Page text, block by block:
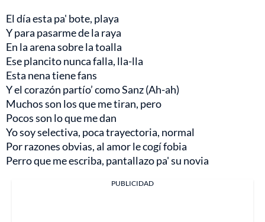
El día esta pa' bote, playa
Y para pasarme de la raya
En la arena sobre la toalla
Ese plancito nunca falla, lla-lla
Esta nena tiene fans
Y el corazón partío’ como Sanz (Ah-ah)
Muchos son los que me tiran, pero
Pocos son lo que me dan
Yo soy selectiva, poca trayectoria, normal
Por razones obvias, al amor le cogí fobia
Perro que me escriba, pantallazo pa' su novia
PUBLICIDAD